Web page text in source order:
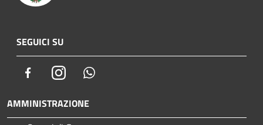
SEGUICI SU
FacebookInstagram
AMMINISTRAZIONE